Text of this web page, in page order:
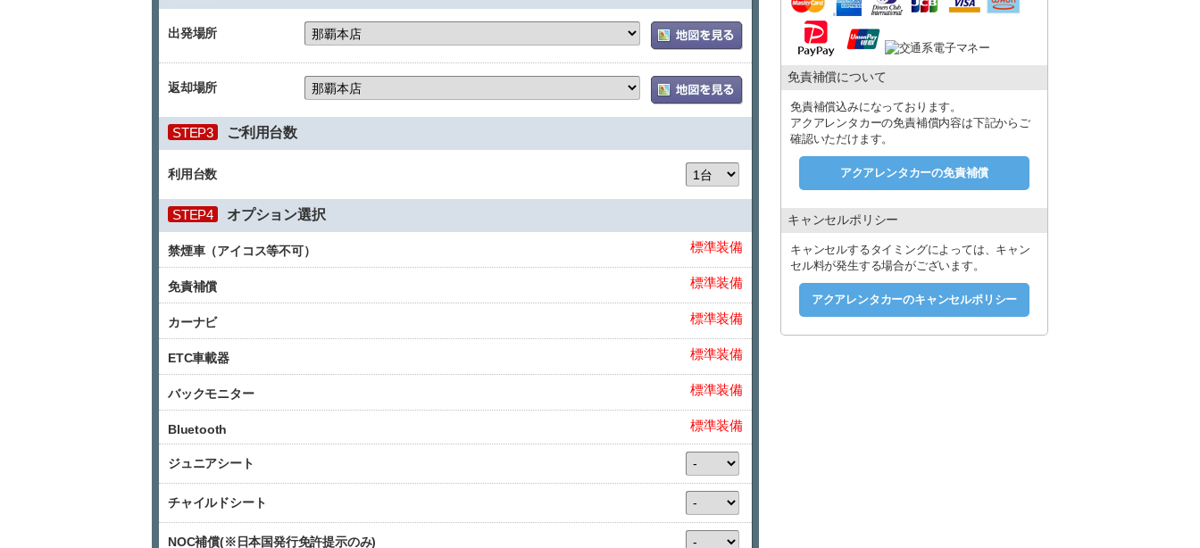
出発場所
返却場所
STEP3 ご利用台数
利用台数
STEP4 オプション選択
禁煙車（アイコス等不可） 標準装備
免責補償 標準装備
カーナビ 標準装備
ETC車載器 標準装備
バックモニター 標準装備
Bluetooth 標準装備
ジュニアシート
チャイルドシート
NOC補償(※日本国発行免許提示のみ)
免責補償について
免責補償込みになっております。
アクアレンタカーの免責補償内容は下記からご
確認いただけます。
アクアレンタカーの免責補償
キャンセルポリシー
キャンセルするタイミングによっては、キャン
セル料が発生する場合がございます。
アクアレンタカーのキャンセルポリシー